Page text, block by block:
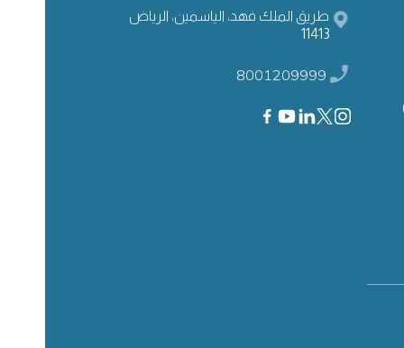
طريق الملك فهد، الياسمين، الرياض
11413
8001209999